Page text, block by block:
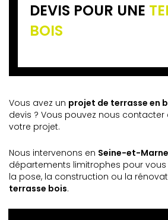
DEVIS POUR UNE
BOIS
Vous avez un projet de terrasse en
devis ? Vous pouvez nous
votre projet.
Nous intervenons en Seine-et-
départements limitrophes pour
la pose, la construction ou la
terrasse bois.